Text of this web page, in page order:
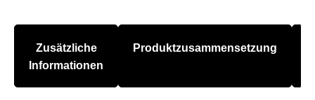
Zusätzliche
Informationen
Produktzusammensetzung